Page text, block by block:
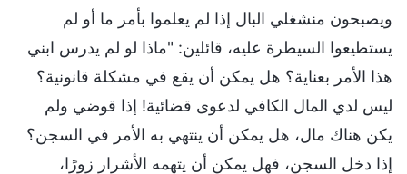
ويصبحون منشغلي البال إذا لم يعلموا بأمر ما أو لم
يستطيعوا السيطرة عليه، قائلين: "ماذا لو لم يدرس ابني
هذا الأمر بعناية؟ هل يمكن أن يقع في مشكلة قانونية؟
ليس لدي المال الكافي لدعوى قضائية! إذا قوضي ولم
يكن هناك مال، هل يمكن أن ينتهي به الأمر في السجن؟
إذا دخل السجن، فهل يمكن أن يتهمه الأشرار زورًا،